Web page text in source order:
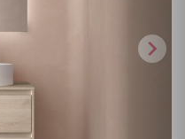
chevron_right